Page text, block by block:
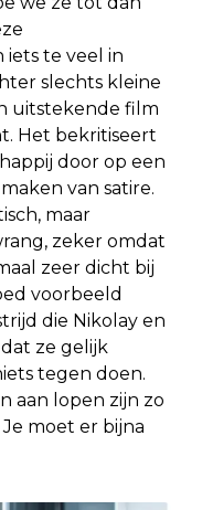
te veel in
slechts kleine
uitstekende film
Het bekritiseert
door op een
van satire.
maar
zeker omdat
zeer dicht bij
voorbeeld
die Nikolay en
ze gelijk
tegen doen.
aan lopen zijn zo
moet er bijna